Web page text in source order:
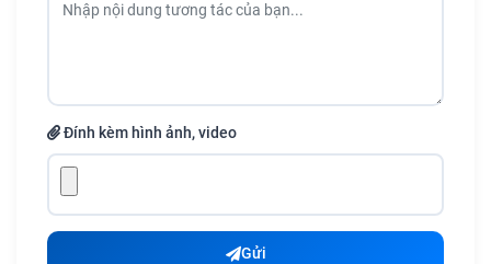
Đính kèm hình ảnh, video
Gửi